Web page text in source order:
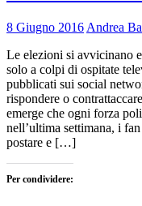
8 Giugno 2016 Andrea
Le elezioni si avvicinano
solo a colpi di ospitate
pubblicati sui social
rispondere o
emerge che ogni forza
nell’ultima settimana, i
postare e […]
Per condividere: